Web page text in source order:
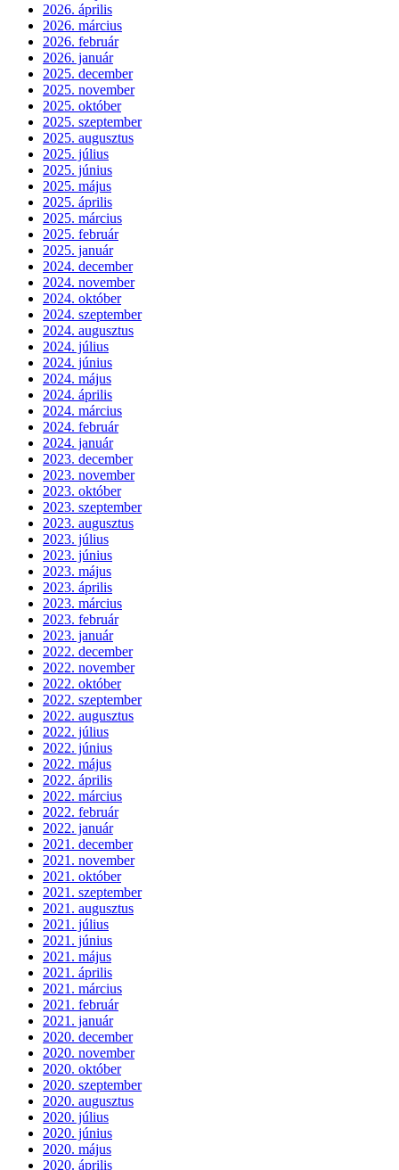
2026. április
2026. március
2026. február
2026. január
2025. december
2025. november
2025. október
2025. szeptember
2025. augusztus
2025. július
2025. június
2025. május
2025. április
2025. március
2025. február
2025. január
2024. december
2024. november
2024. október
2024. szeptember
2024. augusztus
2024. július
2024. június
2024. május
2024. április
2024. március
2024. február
2024. január
2023. december
2023. november
2023. október
2023. szeptember
2023. augusztus
2023. július
2023. június
2023. május
2023. április
2023. március
2023. február
2023. január
2022. december
2022. november
2022. október
2022. szeptember
2022. augusztus
2022. július
2022. június
2022. május
2022. április
2022. március
2022. február
2022. január
2021. december
2021. november
2021. október
2021. szeptember
2021. augusztus
2021. július
2021. június
2021. május
2021. április
2021. március
2021. február
2021. január
2020. december
2020. november
2020. október
2020. szeptember
2020. augusztus
2020. július
2020. június
2020. május
2020. április